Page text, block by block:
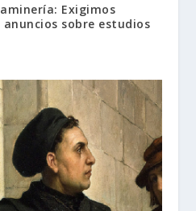
Exigimos
sobre estudios